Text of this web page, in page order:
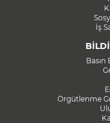
İş
Örgütlenme